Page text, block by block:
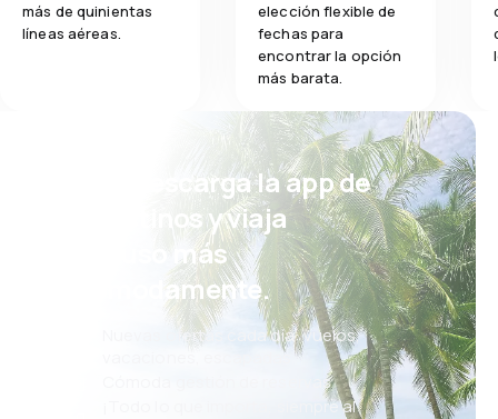
más de quinientas
líneas aéreas.
elección flexible de
fechas para
encontrar la opción
más barata.
¡Eh! Descarga la app de
eDestinos y viaja
incluso más
cómodamente.
Nuevas ofertas cada día: vuelos,
vacaciones, escapadas
Cómoda gestión de reservas
¡Todo lo que importa, siempre al